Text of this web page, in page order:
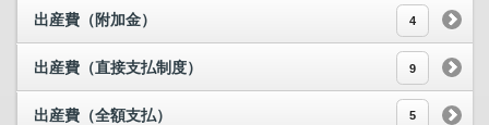
出産費（附加金） 4
出産費（直接支払制度） 9
出産費（全額支払） 5